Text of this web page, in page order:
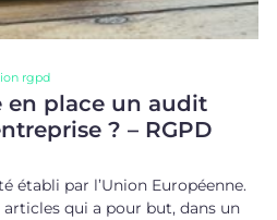
rgpd
place un audit
? – RGPD
établi par l’Union Européenne.
qui a pour but, dans un